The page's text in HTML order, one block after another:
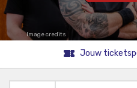
Image credits
Jouw